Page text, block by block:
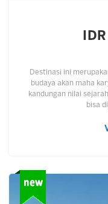
Destinasi ini
budaya akan maha
kandungan nilai
bisa